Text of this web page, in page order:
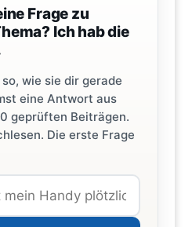
Frage zu
Ich hab die
wie sie dir gerade
eine Antwort aus
geprüften Beiträgen.
Die erste Frage